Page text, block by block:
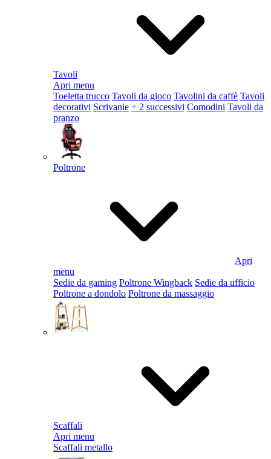
Tavoli
Apri menu
Toeletta trucco Tavoli da gioco Tavolini da caffè Tavoli
decorativi Scrivanie + 2 successivi Comodini Tavoli da
pranzo
Poltrone
Apri
menu
Sedie da gaming Poltrone Wingback Sedie da ufficio
Poltrone a dondolo Poltrone da massaggio
Scaffali
Apri menu
Scaffali metallo